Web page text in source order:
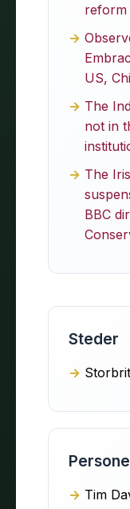
reform
US,
The
not in
The
BBC
Steder
Tim